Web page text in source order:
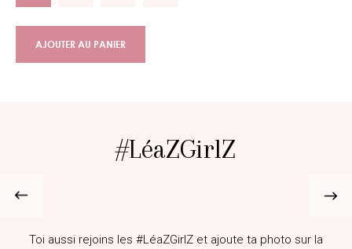
AJOUTER AU PANIER
#LéaZGirlZ
Toi aussi rejoins les #LéaZGirlZ et ajoute ta photo sur la